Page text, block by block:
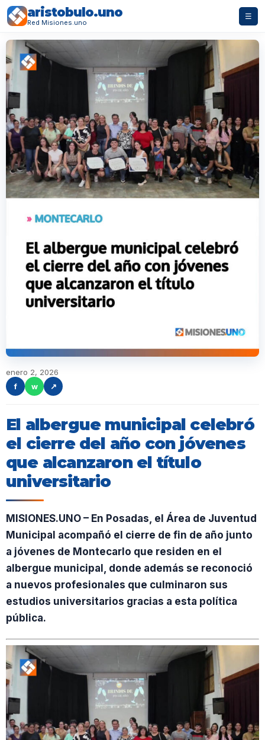
aristobulo.uno
Red Misiones.uno
☰
enero 2, 2026
f
w ↗
El albergue municipal celebró
el cierre del año con jóvenes
que alcanzaron el título
universitario
MISIONES.UNO – En Posadas, el Área de Juventud
Municipal acompañó el cierre de fin de año junto
a jóvenes de Montecarlo que residen en el
albergue municipal, donde además se reconoció
a nuevos profesionales que culminaron sus
estudios universitarios gracias a esta política
pública.